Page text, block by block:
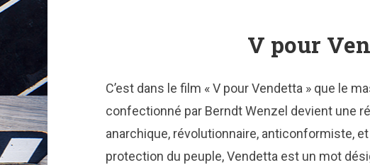
V pour
C’est dans le film « V pour Vendetta » que le
confectionné par Berndt Wenzel devient une
anarchique, révolutionnaire, anticonformiste,
protection du peuple, Vendetta est un mot